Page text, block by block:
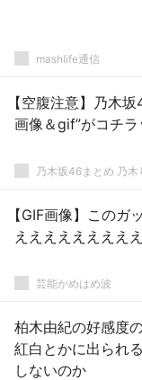
mashlife通信
【空腹注意】乃木
画像＆gif”がコチラ
乃木坂46まとめ 乃木
【GIF画像】このガ
ええええええええ
芸能かめはめ波
柏木由紀の好感度
紅白とかに出られ
しないのか